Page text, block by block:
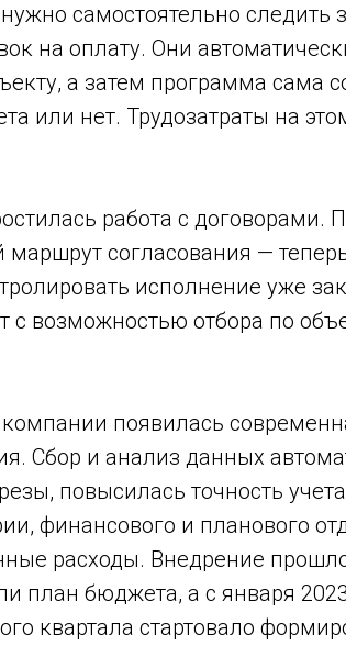
самостоятельно следить
на оплату. Они
а затем программа сама
или нет. Трудозатраты на
работа с договорами.
маршрут согласования —
исполнение уже
с возможностью отбора по
компании появилась
Сбор и анализ данных
повысилась точность
финансового и планового
расходы. Внедрение
план бюджета, а с января
квартала стартовало